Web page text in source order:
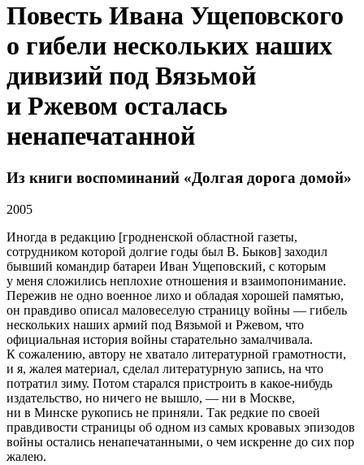
Повесть Ивана Ущеповского
о гибели нескольких наших
дивизий под Вязьмой
и Ржевом осталась
ненапечатанной
Из книги воспоминаний «Долгая дорога домой»
2005
Иногда в редакцию [гродненской областной газеты,
сотрудником которой долгие годы был В. Быков] заходил
бывший командир батареи Иван Ущеповский, с которым
у меня сложились неплохие отношения и взаимопонимание.
Пережив не одно военное лихо и обладая хорошей памятью,
он правдиво описал маловеселую страницу войны — гибель
нескольких наших армий под Вязьмой и Ржевом, что
официальная история войны старательно замалчивала.
К сожалению, автору не хватало литературной грамотности,
и я, жалея материал, сделал литературную запись, на что
потратил зиму. Потом старался пристроить в какое-нибудь
издательство, но ничего не вышло, — ни в Москве,
ни в Минске рукопись не приняли. Так редкие по своей
правдивости страницы об одном из самых кровавых эпизодов
войны остались ненапечатанными, о чем искренне до сих пор
жалею.